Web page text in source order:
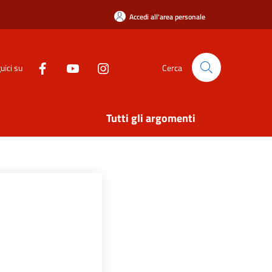
Accedi all'area personale
su Cerca
Tutti gli argomenti